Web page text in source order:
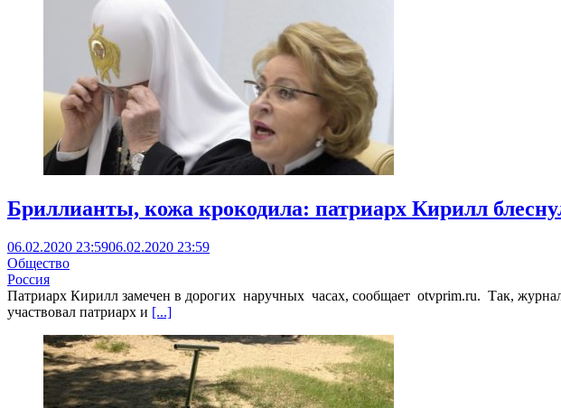
Бриллианты, кожа крокодила: патриарх Кирилл
06.02.2020 23:5906.02.2020 23:59
Общество
Россия
Патриарх Кирилл замечен в дорогих наручных часах, сообщает otvprim.ru. Так,
участвовал патриарх и [...]